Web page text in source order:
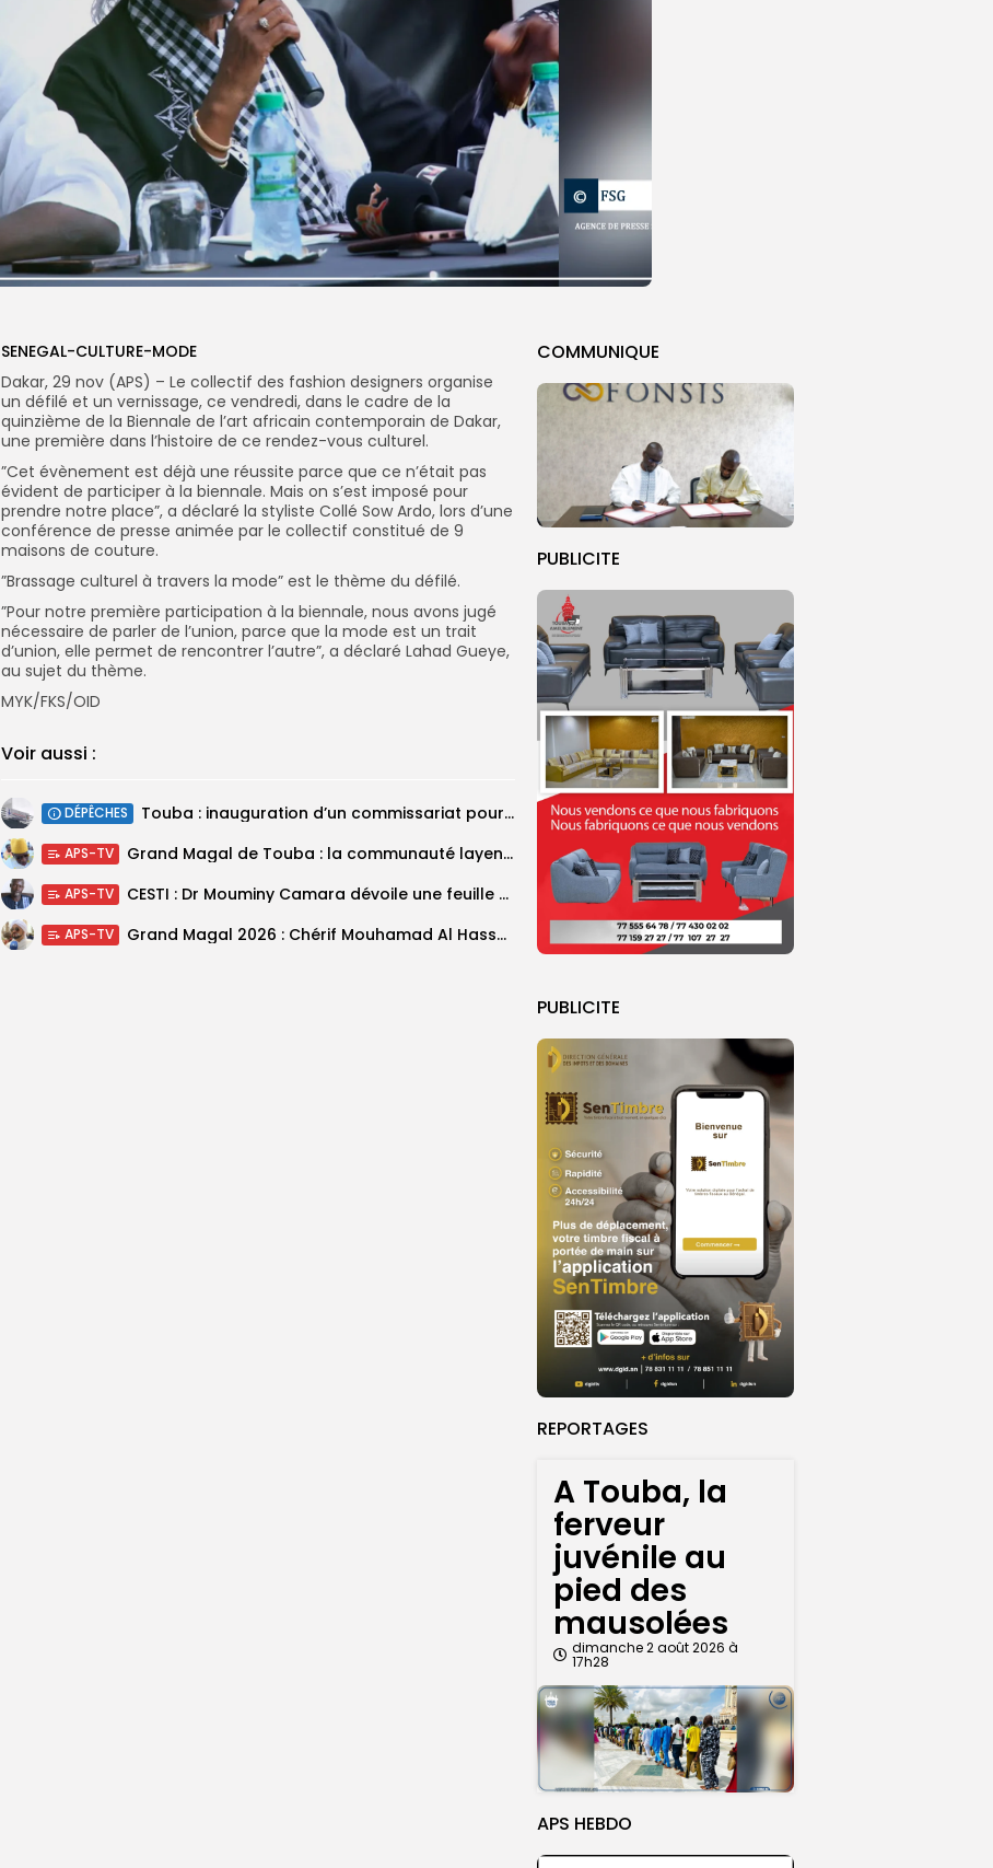
COMMUNIQUE
PUBLICITE
PUBLICITE
REPORTAGES
A Touba, la
ferveur
juvénile au
pied des
mausolées
dimanche 2 août 2026 à
17h28
APS HEBDO
SENEGAL-CULTURE-MODE
Dakar, 29 nov (APS) – Le collectif des fashion designers organise
un défilé et un vernissage, ce vendredi, dans le cadre de la
quinzième de la Biennale de l’art africain contemporain de Dakar,
une première dans l’histoire de ce rendez-vous culturel.
”Cet évènement est déjà une réussite parce que ce n’était pas
évident de participer à la biennale. Mais on s’est imposé pour
prendre notre place”, a déclaré la styliste Collé Sow Ardo, lors d’une
conférence de presse animée par le collectif constitué de 9
maisons de couture.
”Brassage culturel à travers la mode” est le thème du défilé.
”Pour notre première participation à la biennale, nous avons jugé
nécessaire de parler de l’union, parce que la mode est un trait
d’union, elle permet de rencontrer l’autre”, a déclaré Lahad Gueye,
au sujet du thème.
MYK/FKS/OID
Voir aussi :
DÉPÊCHES Touba : inauguration d’un commissariat pour renforcer le dispositif sécuritaire de la...
APS-TV Grand Magal de Touba : la communauté layenne souligne une célébration qui...
APS-TV CESTI : Dr Mouminy Camara dévoile une feuille de route
APS-TV Grand Magal 2026 : Chérif Mouhamad Al Hassani salue un événement porteur...